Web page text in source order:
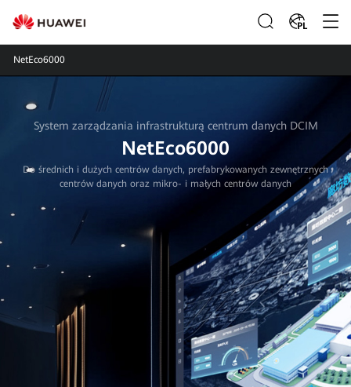
PL
NetEco6000
System zarządzania infrastrukturą centrum danych DCIM
NetEco6000
Do średnich i dużych centrów danych, prefabrykowanych zewnętrznych
centrów danych oraz mikro- i małych centrów danych